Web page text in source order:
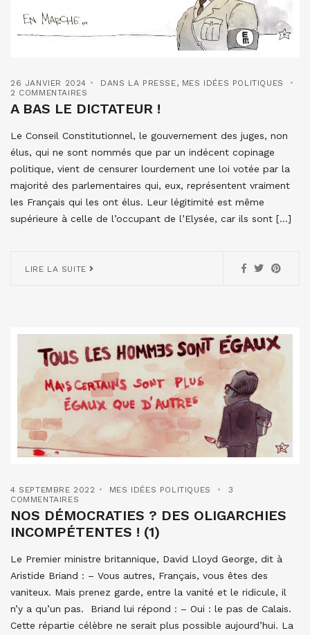
26 JANVIER 2024 DANS LA PRESSE, MES IDÉES POLITIQUES
2 COMMENTAIRES
A BAS LE DICTATEUR !
Le Conseil Constitutionnel, le gouvernement des juges, non
élus, qui ne sont nommés que par un indécent copinage
politique, vient de censurer lourdement une loi votée par la
majorité des parlementaires qui, eux, représentent vraiment
les Français qui les ont élus. Leur légitimité est même
supérieure à celle de l’occupant de l’Elysée, car ils sont […]
LIRE LA SUITE
4 SEPTEMBRE 2022 MES IDÉES POLITIQUES
3
COMMENTAIRES
NOS DÉMOCRATIES ? DES OLIGARCHIES
INCOMPÉTENTES ! (1)
Le Premier ministre britannique, David Lloyd George, dit à
Aristide Briand : – Vous autres, Français, vous êtes des
vaniteux. Mais prenez garde, entre la vanité et le ridicule, il
n’y a qu’un pas. Briand lui répond : – Oui : le pas de Calais.
Cette répartie célèbre ne serait plus possible aujourd’hui. La